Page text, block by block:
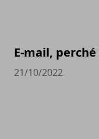
E-mail,
21/10/2022